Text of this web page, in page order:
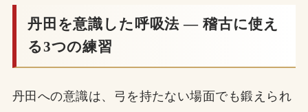
丹田を意識した呼吸法 ― 稽古に使え
る3つの練習
丹田への意識は、弓を持たない場面でも鍛えられ